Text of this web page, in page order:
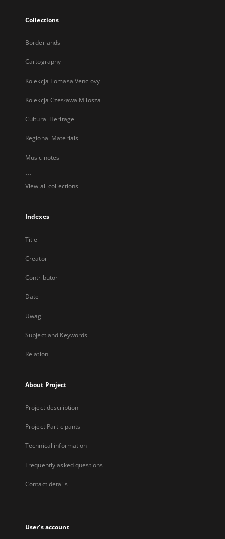
Collections
Borderlands
Cartography
Kolekcja Tomasa Venclovy
Kolekcja Czesława Miłosza
Cultural Heritage
Regional Materials
Music notes
...
View all collections
Indexes
Title
Creator
Contributor
Date
Uwagi
Subject and Keywords
Relation
About Project
Project description
Project Participants
Technical information
Frequently asked questions
Contact details
User's account